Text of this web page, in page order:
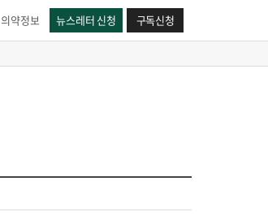
의약정보 뉴스레터 신청 구독신청